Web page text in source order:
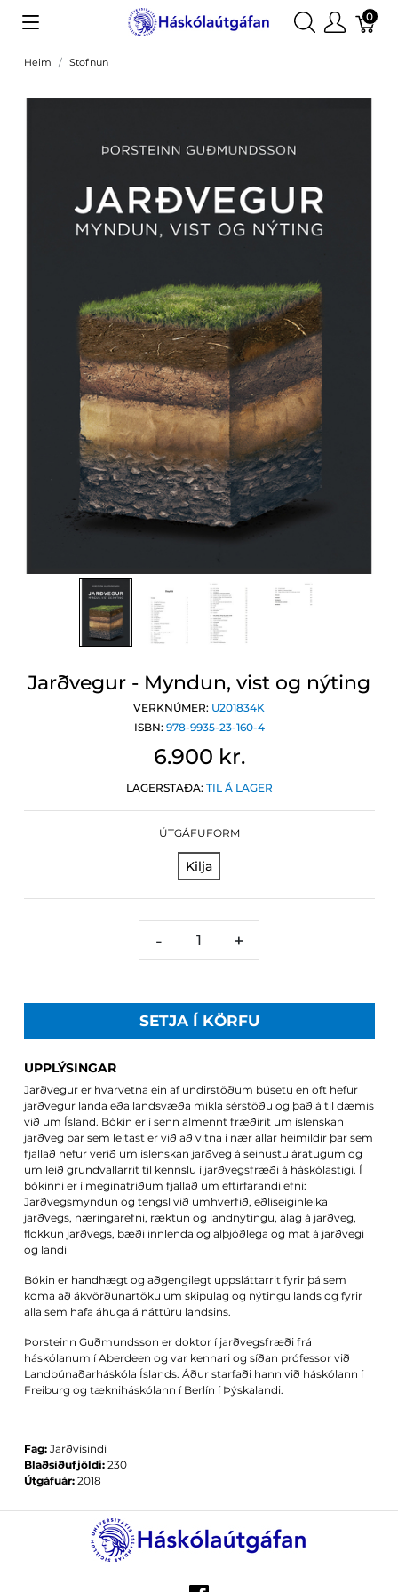
0
Heim Stofnun
Jarðvegur - Myndun, vist og nýting
VERKNÚMER: U201834K
ISBN: 978-9935-23-160-4
6.900 kr.
LAGERSTAÐA: TIL Á LAGER
ÚTGÁFUFORM
Kilja
- +
SETJA Í KÖRFU
UPPLÝSINGAR
Jarðvegur er hvarvetna ein af undirstöðum búsetu en oft hefur
jarðvegur landa eða landsvæða mikla sérstöðu og það á til dæmis
við um Ísland. Bókin er í senn almennt fræðirit um íslenskan
jarðveg þar sem leitast er við að vitna í nær allar heimildir þar sem
fjallað hefur verið um íslenskan jarðveg á seinustu áratugum og
um leið grundvallarrit til kennslu í jarðvegsfræði á háskólastigi. Í
bókinni er í meginatriðum fjallað um eftirfarandi efni:
Jarðvegsmyndun og tengsl við umhverfið, eðliseiginleika
jarðvegs, næringarefni, ræktun og landnýtingu, álag á jarðveg,
flokkun jarðvegs, bæði innlenda og alþjóðlega og mat á jarðvegi
og landi
Bókin er handhægt og aðgengilegt uppsláttarrit fyrir þá sem
koma að ákvörðunartöku um skipulag og nýtingu lands og fyrir
alla sem hafa áhuga á náttúru landsins.
Þorsteinn Guðmundsson er doktor í jarðvegsfræði frá
háskólanum í Aberdeen og var kennari og síðan prófessor við
Landbúnaðarháskóla Íslands. Áður starfaði hann við háskólann í
Freiburg og tækniháskólann í Berlín í Þýskalandi.
Fag: Jarðvísindi
Blaðsíðufjöldi: 230
Útgáfuár: 2018